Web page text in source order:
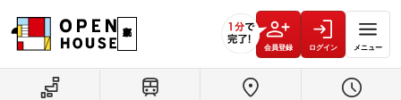
会員登録 ログイン メニュー